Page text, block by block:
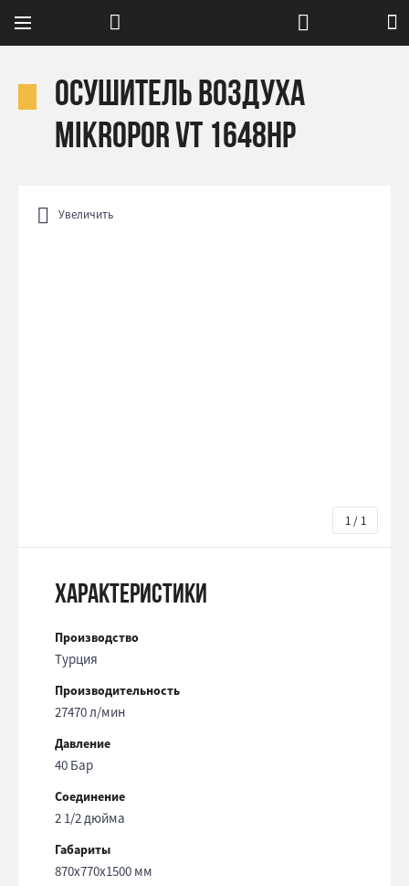
Осушитель воздуха
Mikropor VT 1648HP
Увеличить
1 / 1
Характеристики
Производство
Турция
Производительность
27470 л/мин
Давление
40 Бар
Соединение
2 1/2 дюйма
Габариты
870x770x1500 мм